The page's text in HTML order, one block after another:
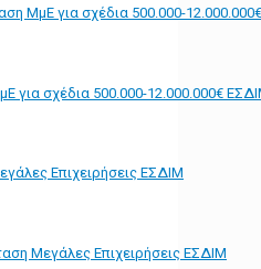
ΜμΕ για σχέδια 500.000-
για σχέδια 500.000-12.000.000€
Επιχειρήσεις ΕΣΔΙΜ
Μεγάλες Επιχειρήσεις ΕΣΔΙΜ